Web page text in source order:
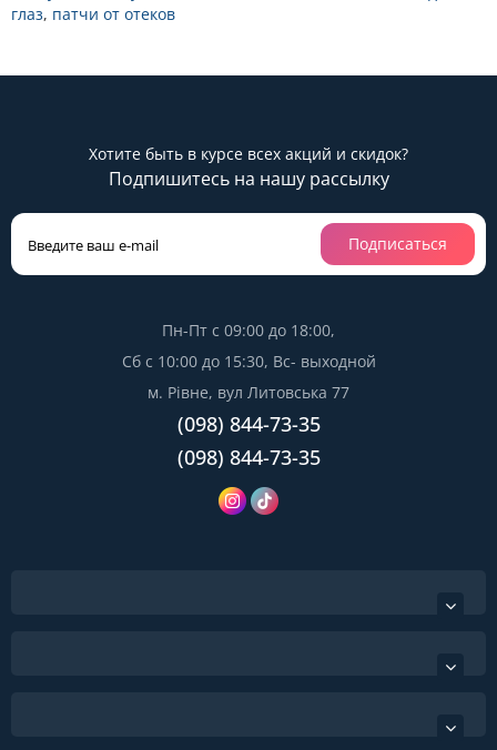
глаз, патчи от отеков
Хотите быть в курсе всех акций и скидок?
Подпишитесь на нашу рассылку
Подписаться
Пн-Пт с 09:00 до 18:00,
Сб с 10:00 до 15:30, Вс- выходной
м. Рівне, вул Литовська 77
(098) 844-73-35
(098) 844-73-35